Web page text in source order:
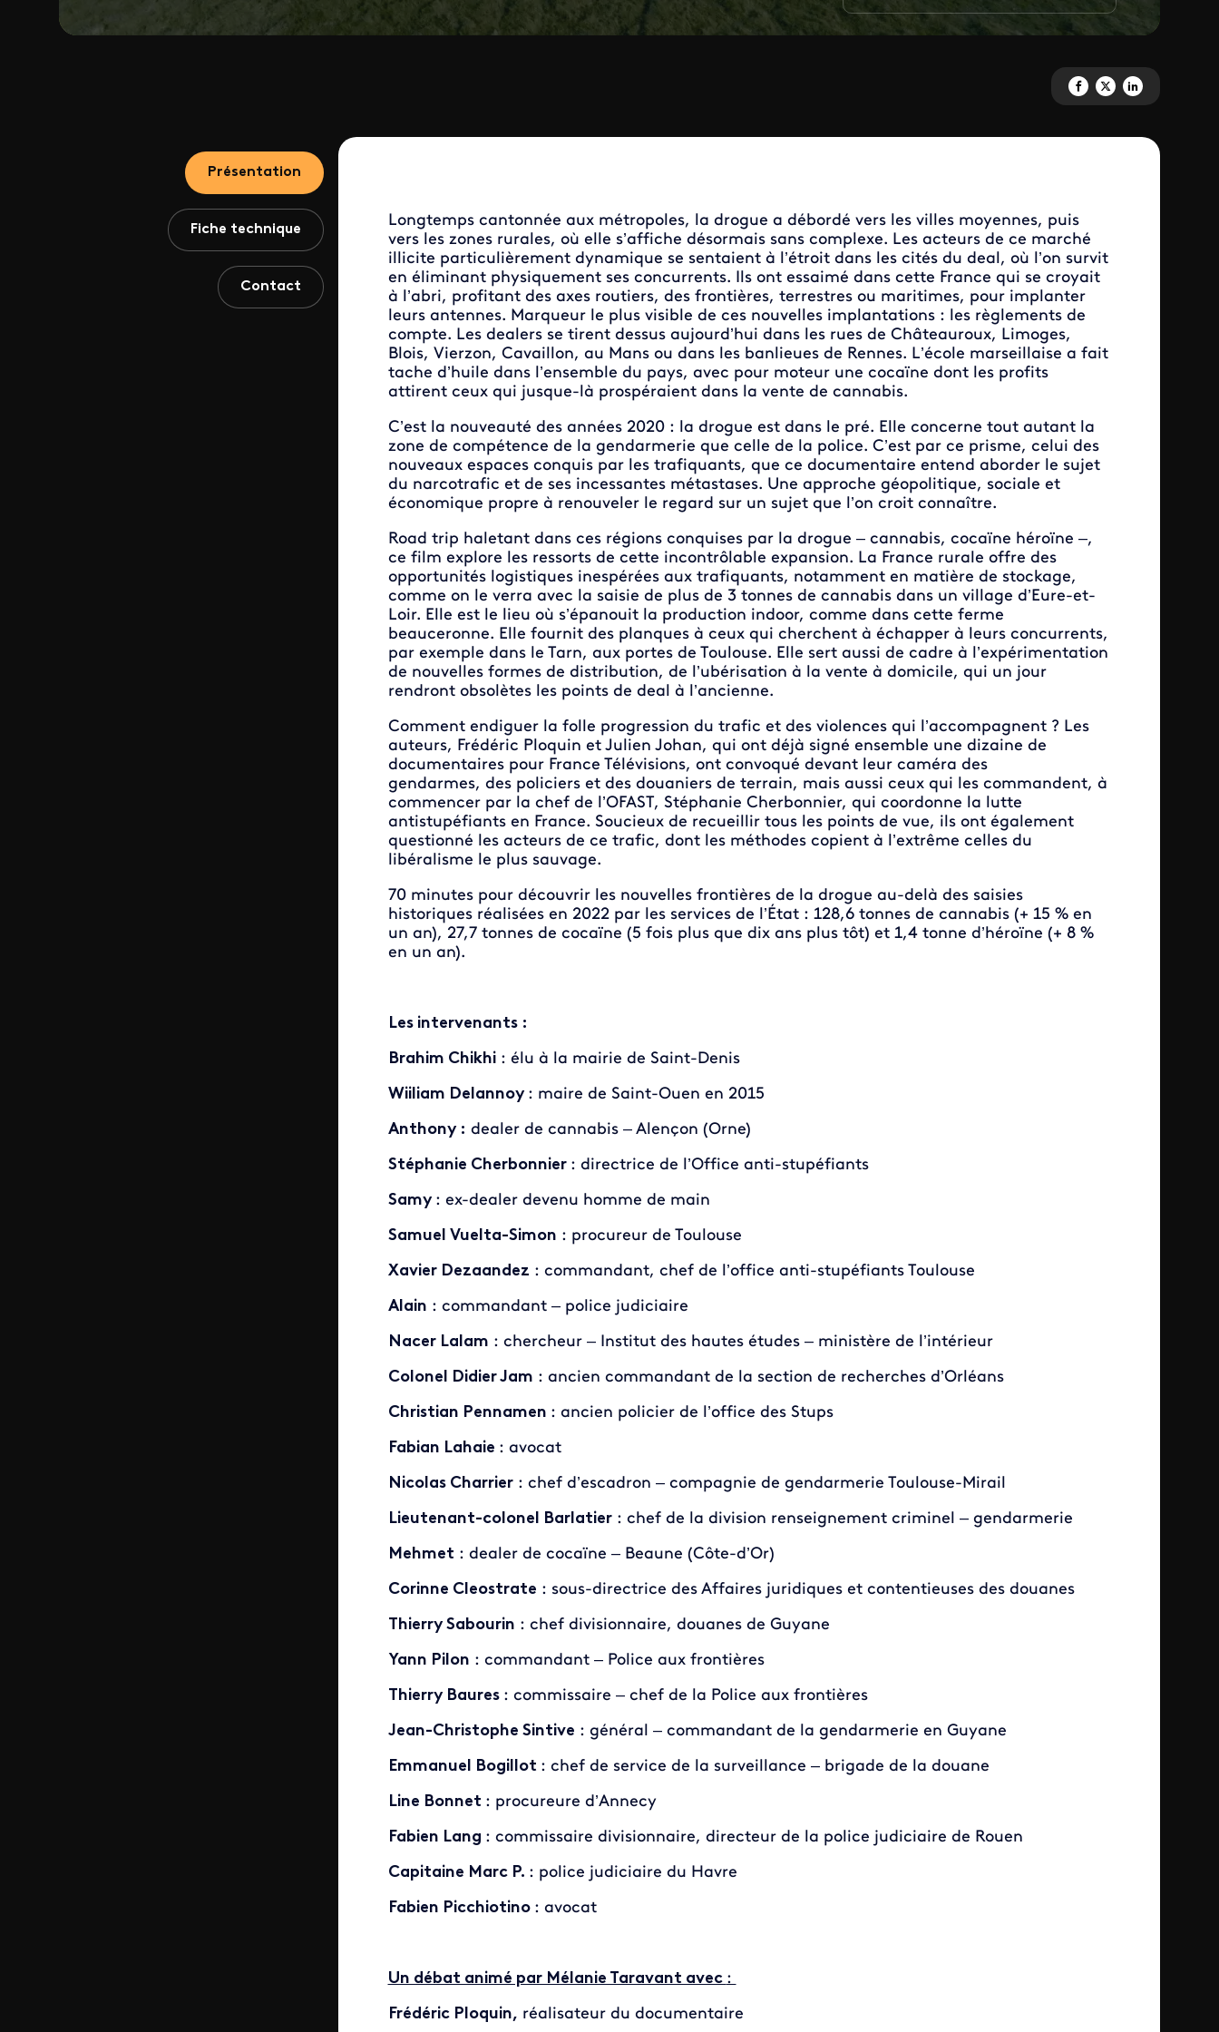
Partagez 'La drogue est dans
Partagez 'La drogue est
Partagez 'La
Présentation
Fiche technique
Contact
Longtemps cantonnée aux métropoles, la drogue a débordé vers les villes moyennes, puis
vers les zones rurales, où elle s’affiche désormais sans complexe. Les acteurs de ce marché
illicite particulièrement dynamique se sentaient à l’étroit dans les cités du deal, où l’on survit
en éliminant physiquement ses concurrents. Ils ont essaimé dans cette France qui se croyait
à l’abri, profitant des axes routiers, des frontières, terrestres ou maritimes, pour implanter
leurs antennes. Marqueur le plus visible de ces nouvelles implantations : les règlements de
compte. Les dealers se tirent dessus aujourd’hui dans les rues de Châteauroux, Limoges,
Blois, Vierzon, Cavaillon, au Mans ou dans les banlieues de Rennes. L’école marseillaise a fait
tache d’huile dans l’ensemble du pays, avec pour moteur une cocaïne dont les profits
attirent ceux qui jusque-là prospéraient dans la vente de cannabis.
C’est la nouveauté des années 2020 : la drogue est dans le pré. Elle concerne tout autant la
zone de compétence de la gendarmerie que celle de la police. C’est par ce prisme, celui des
nouveaux espaces conquis par les trafiquants, que ce documentaire entend aborder le sujet
du narcotrafic et de ses incessantes métastases. Une approche géopolitique, sociale et
économique propre à renouveler le regard sur un sujet que l’on croit connaître.
Road trip haletant dans ces régions conquises par la drogue – cannabis, cocaïne héroïne –,
ce film explore les ressorts de cette incontrôlable expansion. La France rurale offre des
opportunités logistiques inespérées aux trafiquants, notamment en matière de stockage,
comme on le verra avec la saisie de plus de 3 tonnes de cannabis dans un village d’Eure-et-
Loir. Elle est le lieu où s’épanouit la production indoor, comme dans cette ferme
beauceronne. Elle fournit des planques à ceux qui cherchent à échapper à leurs concurrents,
par exemple dans le Tarn, aux portes de Toulouse. Elle sert aussi de cadre à l’expérimentation
de nouvelles formes de distribution, de l’ubérisation à la vente à domicile, qui un jour
rendront obsolètes les points de deal à l’ancienne.
Comment endiguer la folle progression du trafic et des violences qui l’accompagnent ? Les
auteurs, Frédéric Ploquin et Julien Johan, qui ont déjà signé ensemble une dizaine de
documentaires pour France Télévisions, ont convoqué devant leur caméra des
gendarmes, des policiers et des douaniers de terrain, mais aussi ceux qui les commandent, à
commencer par la chef de l’OFAST, Stéphanie Cherbonnier, qui coordonne la lutte
antistupéfiants en France. Soucieux de recueillir tous les points de vue, ils ont également
questionné les acteurs de ce trafic, dont les méthodes copient à l’extrême celles du
libéralisme le plus sauvage.
70 minutes pour découvrir les nouvelles frontières de la drogue au-delà des saisies
historiques réalisées en 2022 par les services de l’État : 128,6 tonnes de cannabis (+ 15 % en
un an), 27,7 tonnes de cocaïne (5 fois plus que dix ans plus tôt) et 1,4 tonne d’héroïne (+ 8 %
en un an).
Les intervenants :
Brahim Chikhi: élu à la mairie de Saint-Denis
Wiiliam Delannoy : maire de Saint-Ouen en 2015
Anthony : dealer de cannabis – Alençon (Orne)
Stéphanie Cherbonnier : directrice de l’Office anti-stupéfiants
Samy : ex-dealer devenu homme de main
Samuel Vuelta-Simon : procureur de Toulouse
Xavier Dezaandez : commandant, chef de l’office anti-stupéfiants Toulouse
Alain : commandant – police judiciaire
Nacer Lalam : chercheur – Institut des hautes études – ministère de l’intérieur
Colonel Didier Jam : ancien commandant de la section de recherches d’Orléans
Christian Pennamen : ancien policier de l’office des Stups
Fabian Lahaie : avocat
Nicolas Charrier: chef d’escadron – compagnie de gendarmerie Toulouse-Mirail
Lieutenant-colonel Barlatier: chef de la division renseignement criminel – gendarmerie
Mehmet : dealer de cocaïne – Beaune (Côte-d’Or)
Corinne Cleostrate : sous-directrice des Affaires juridiques et contentieuses des douanes
Thierry Sabourin : chef divisionnaire, douanes de Guyane
Yann Pilon : commandant – Police aux frontières
Thierry Baures : commissaire – chef de la Police aux frontières
Jean-Christophe Sintive : général – commandant de la gendarmerie en Guyane
Emmanuel Bogillot : chef de service de la surveillance – brigade de la douane
Line Bonnet : procureure d’Annecy
Fabien Lang : commissaire divisionnaire, directeur de la police judiciaire de Rouen
Capitaine Marc P. : police judiciaire du Havre
Fabien Picchiotino : avocat
Un débat animé par Mélanie Taravant avec :
Frédéric Ploquin, réalisateur du documentaire